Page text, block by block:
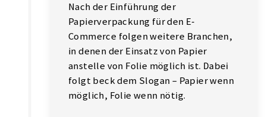
Nach der Einführung der
Papierverpackung für den E-
Commerce folgen weitere Branchen,
in denen der Einsatz von Papier
anstelle von Folie möglich ist. Dabei
folgt beck dem Slogan – Papier wenn
möglich, Folie wenn nötig.